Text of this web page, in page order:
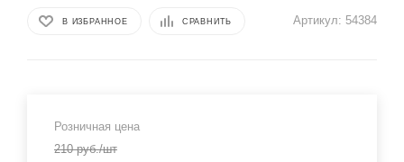
В ИЗБРАННОЕ СРАВНИТЬ Артикул: 54384
Розничная цена
210руб./шт